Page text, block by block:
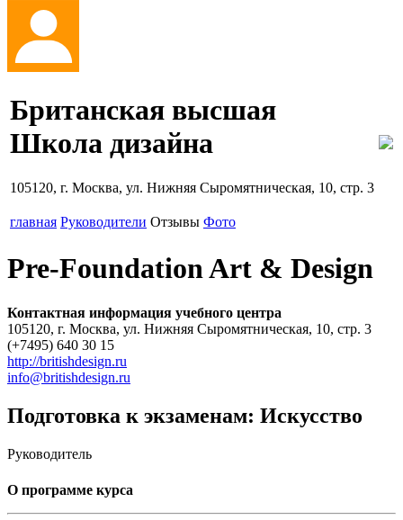
Британская высшая
Школа дизайна
105120, г. Москва, ул. Нижняя Сыромятническая, 10, стр. 3
главная Руководители Отзывы Фото
Pre-Foundation Art & Design
Контактная информация учебного центра
105120, г. Москва, ул. Нижняя Сыромятническая, 10, стр. 3
(+7495) 640 30 15
http://britishdesign.ru
info@britishdesign.ru
Подготовка к экзаменам: Искусство
Руководитель
О программе курса